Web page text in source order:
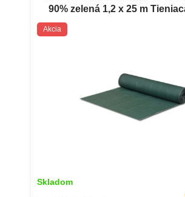
90% zelená 1,2 x 25 m
pletivo, na oplotenie, na umelý
Akcia
Skladom